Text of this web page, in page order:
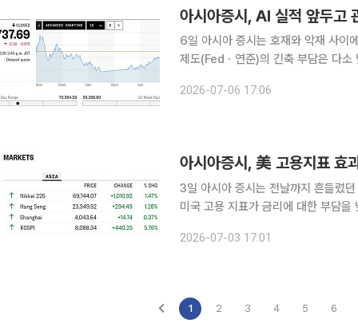
아시아증시, AI 실적 앞두고
6일 아시아 증시는 호재와 악재 사이에서 흔들리며
제도(Fedㆍ연준)의 긴축 부담은 다
옮겨가 있었다. 일본 증시는 기
2026-07-06 17:06
아시아증시, 美 고용지표
3일 아시아 증시는 전날까지 흔들렸
미국 고용 지표가 금리에 대한 부담을 낮춘 덕이다. 나아가 중국과 일본
다. 미국 6월 비농업 고용은 5만
2026-07-03 17:01
1 2 3 4 5 6